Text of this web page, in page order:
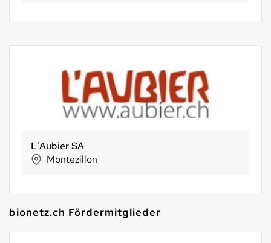
L'Aubier SA
Montezillon
bionetz.ch Fördermitglieder